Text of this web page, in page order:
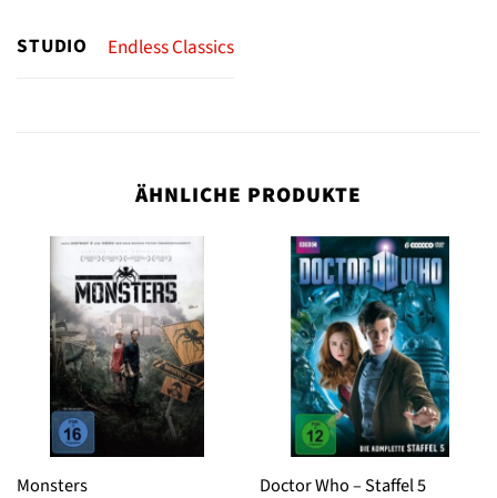
STUDIO Endless Classics
ÄHNLICHE PRODUKTE
Monsters Doctor Who – Staffel 5